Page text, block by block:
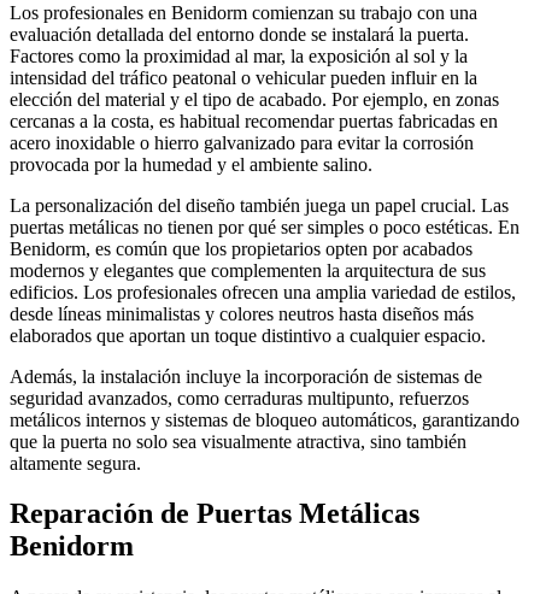
Los profesionales en Benidorm comienzan su trabajo con una
evaluación detallada del entorno donde se instalará la puerta.
Factores como la proximidad al mar, la exposición al sol y la
intensidad del tráfico peatonal o vehicular pueden influir en la
elección del material y el tipo de acabado. Por ejemplo, en zonas
cercanas a la costa, es habitual recomendar puertas fabricadas en
acero inoxidable o hierro galvanizado para evitar la corrosión
provocada por la humedad y el ambiente salino.
La personalización del diseño también juega un papel crucial. Las
puertas metálicas no tienen por qué ser simples o poco estéticas. En
Benidorm, es común que los propietarios opten por acabados
modernos y elegantes que complementen la arquitectura de sus
edificios. Los profesionales ofrecen una amplia variedad de estilos,
desde líneas minimalistas y colores neutros hasta diseños más
elaborados que aportan un toque distintivo a cualquier espacio.
Además, la instalación incluye la incorporación de sistemas de
seguridad avanzados, como cerraduras multipunto, refuerzos
metálicos internos y sistemas de bloqueo automáticos, garantizando
que la puerta no solo sea visualmente atractiva, sino también
altamente segura.
Reparación de Puertas Metálicas
Benidorm